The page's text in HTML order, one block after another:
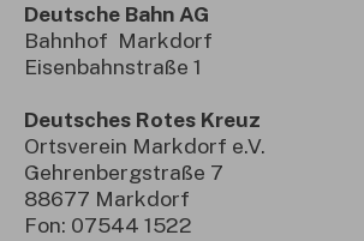
Deutsche Bahn AG
Bahnhof Markdorf
Eisenbahnstraße 1
Deutsches Rotes Kreuz
Ortsverein Markdorf e.V.
Gehrenbergstraße 7
88677 Markdorf
Fon: 07544 1522